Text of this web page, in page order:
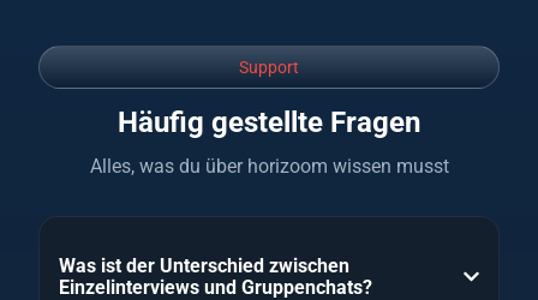
Support
Häufig gestellte Fragen
Alles, was du über horizoom wissen musst
Was ist der Unterschied zwischen
Einzelinterviews und Gruppenchats?